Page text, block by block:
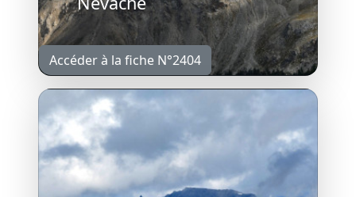
Accéder à la fiche N°2404